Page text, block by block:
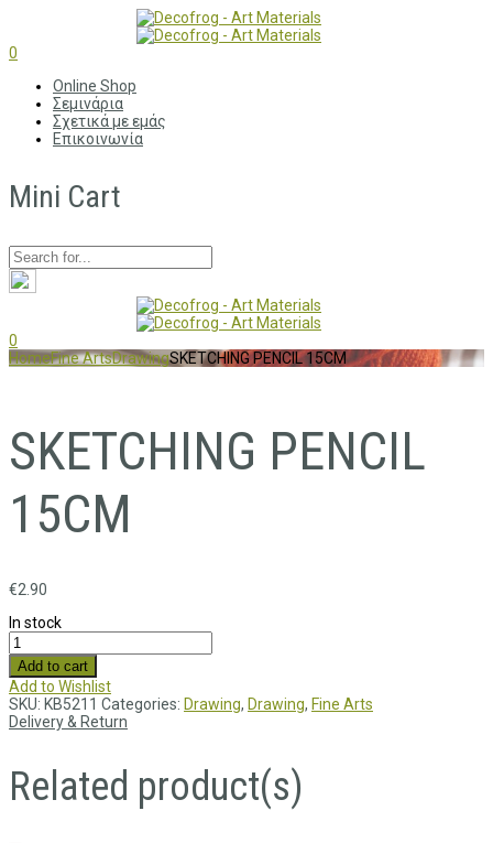
0
Online Shop
Σεμινάρια
Σχετικά με εμάς
Επικοινωνία
Mini Cart
0
HomeFine ArtsDrawingSKETCHING PENCIL 15CM
SKETCHING PENCIL
15CM
€2.90
In stock
Add to cart
Add to Wishlist
SKU: KB5211 Categories: Drawing, Drawing, Fine Arts
Delivery & Return
Related product(s)